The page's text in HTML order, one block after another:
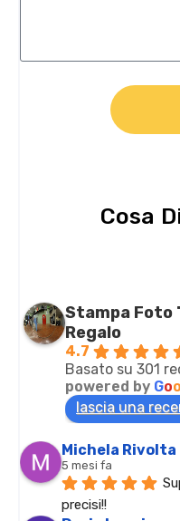
Cosa
Stampa Foto
Regalo
4.7
Basato su 301
powered by Goo
lascia una
Michela Rivolta
5 mesi fa
precisi!!